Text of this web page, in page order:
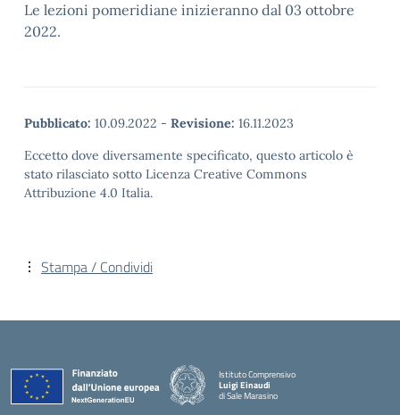
Le lezioni pomeridiane inizieranno dal 03 ottobre
2022.
Pubblicato: 10.09.2022 - Revisione: 16.11.2023
Eccetto dove diversamente specificato, questo articolo è
stato rilasciato sotto Licenza Creative Commons
Attribuzione 4.0 Italia.
Stampa / Condividi
Istituto Comprensivo
Luigi Einaudi
di Sale Marasino